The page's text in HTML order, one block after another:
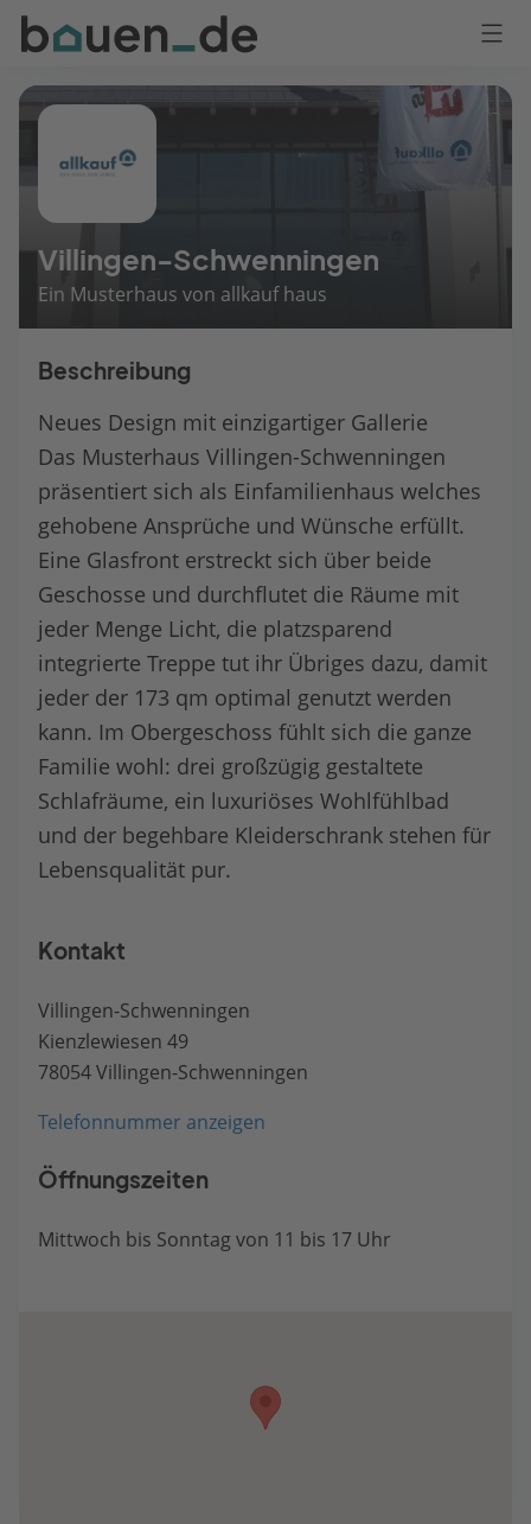
Bauen
Logo
Anmelden
Villingen-Schwenningen
Ein Musterhaus von allkauf haus
Beschreibung
Neues Design mit einzigartiger Gallerie
Das Musterhaus Villingen-Schwenningen
präsentiert sich als Einfamilienhaus welches
gehobene Ansprüche und Wünsche erfüllt.
Eine Glasfront erstreckt sich über beide
Geschosse und durchflutet die Räume mit
jeder Menge Licht, die platzsparend
integrierte Treppe tut ihr Übriges dazu, damit
jeder der 173 qm optimal genutzt werden
kann. Im Obergeschoss fühlt sich die ganze
Familie wohl: drei großzügig gestaltete
Schlafräume, ein luxuriöses Wohlfühlbad
und der begehbare Kleiderschrank stehen für
Lebensqualität pur.
Kontakt
Villingen-Schwenningen
Kienzlewiesen 49
78054 Villingen-Schwenningen
Telefonnummer anzeigen
Öffnungszeiten
Mittwoch bis Sonntag von 11 bis 17 Uhr